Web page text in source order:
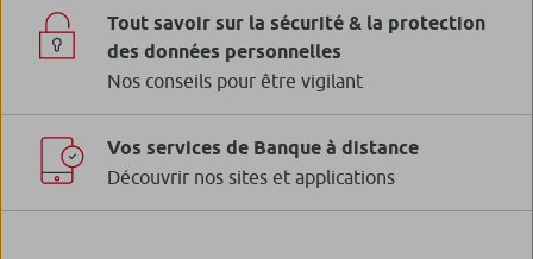
Tout savoir sur la sécurité & la protection
des données personnelles
Nos conseils pour être vigilant
Vos services de Banque à distance
Découvrir nos sites et applications